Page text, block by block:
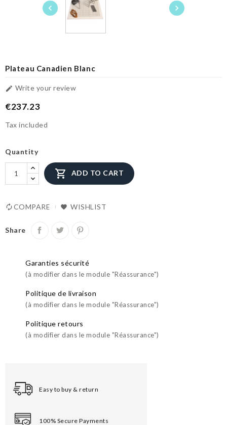
 
Plateau Canadien Blanc
 Write your review
€237.23
Tax included
Quantity
 ADD TO CART
COMPARE WISHLIST
Share
Garanties sécurité
(à modifier dans le module "Réassurance")
Politique de livraison
(à modifier dans le module "Réassurance")
Politique retours
(à modifier dans le module "Réassurance")
Easy to buy & return
100% Secure Payments